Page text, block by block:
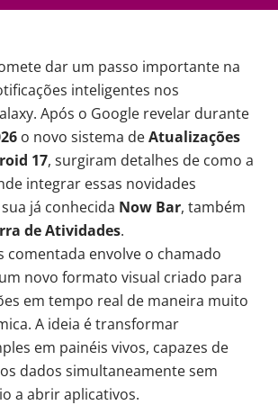
dar um passo importante na
inteligentes nos
Após o Google revelar durante
o novo sistema deAtualizações
17, surgiram detalhes de como a
integrar essas novidades
já conhecida Now Bar, também
de Atividades.
comentada envolve o chamado
novo formato visual criado para
em tempo real de maneira muito
A ideia é transformar
em painéis vivos, capazes de
dados simultaneamente sem
a abrir aplicativos.